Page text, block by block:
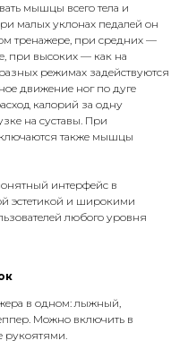
мышцы всего тела и
малых уклонах педалей он
тренажере, при средних —
при высоких — как на
режимах задействуются
движение ног по дуге
калорий за одну
на суставы. При
также мышцы
интерфейс в
эстетикой и широкими
любого уровня
в одном: лыжный,
Можно включить в
рукоятями.